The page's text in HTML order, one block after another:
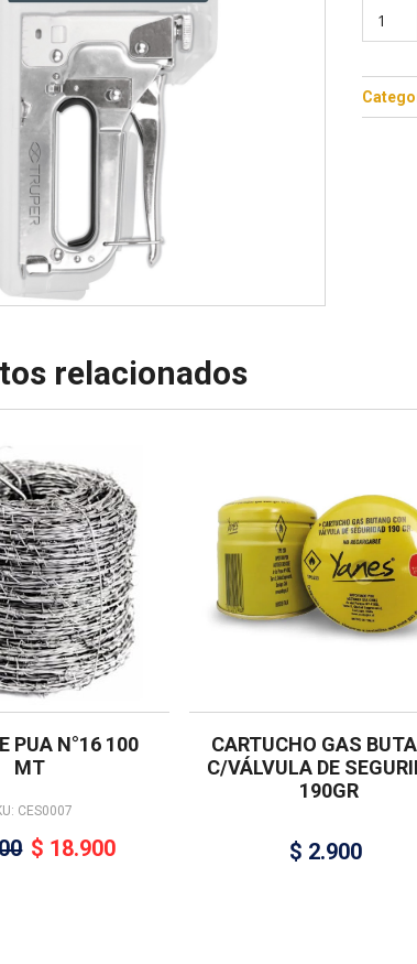
relacionados
PUA N°16 100
MT
CES0007
$ 18.900
CARTUCHO GAS
C/VÁLVULA DE
190GR
$ 2.900